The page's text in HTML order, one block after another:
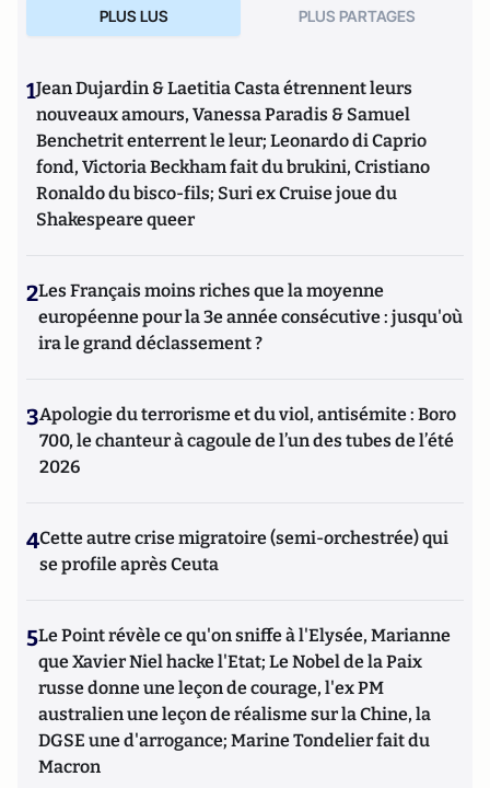
PLUS LUS PLUS PARTAGES
1Jean Dujardin & Laetitia Casta étrennent leurs
nouveaux amours, Vanessa Paradis & Samuel
Benchetrit enterrent le leur; Leonardo di Caprio
fond, Victoria Beckham fait du brukini, Cristiano
Ronaldo du bisco-fils; Suri ex Cruise joue du
Shakespeare queer
2Les Français moins riches que la moyenne
européenne pour la 3e année consécutive : jusqu'où
ira le grand déclassement ?
3Apologie du terrorisme et du viol, antisémite : Boro
700, le chanteur à cagoule de l’un des tubes de l’été
2026
4Cette autre crise migratoire (semi-orchestrée) qui
se profile après Ceuta
5Le Point révèle ce qu'on sniffe à l'Elysée, Marianne
que Xavier Niel hacke l'Etat; Le Nobel de la Paix
russe donne une leçon de courage, l'ex PM
australien une leçon de réalisme sur la Chine, la
DGSE une d'arrogance; Marine Tondelier fait du
Macron